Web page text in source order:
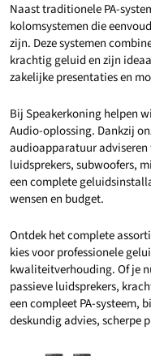
Naast traditionele PA-
kolomsystemen die
zijn. Deze systemen
krachtig geluid en zijn
zakelijke presentaties en
Bij Speakerkoning helpen
Audio-oplossing. Dankzij
audioapparatuur
luidsprekers, subwoofers,
een complete
wensen en budget.
Ontdek het complete
kies voor professionele
kwaliteitverhouding. Of je
passieve luidsprekers,
een compleet PA-systeem,
deskundig advies, scherpe